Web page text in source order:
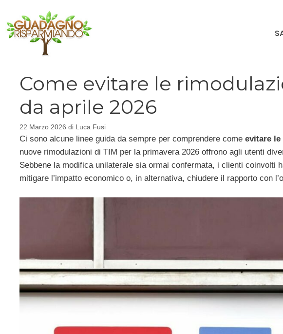
contenuto
Come evitare le
da aprile 2026
22 Marzo 2026 di Luca Fusi
Ci sono alcune linee guida da sempre per comprendere come evitare le
nuove rimodulazioni di TIM per la primavera 2026 offrono agli utenti
Sebbene la modifica unilaterale sia ormai confermata, i clienti coinvolti
mitigare l’impatto economico o, in alternativa, chiudere il rapporto con